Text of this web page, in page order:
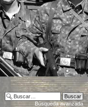
Búsqueda avanzada